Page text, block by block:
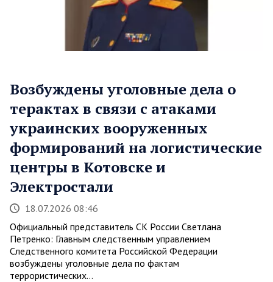
Возбуждены уголовные дела о
терактах в связи с атаками
украинских вооруженных
формирований на логистические
центры в Котовске и
Электростали
18.07.2026 08:46
Официальный представитель СК России Светлана
Петренко: Главным следственным управлением
Следственного комитета Российской Федерации
возбуждены уголовные дела по фактам
террористических…